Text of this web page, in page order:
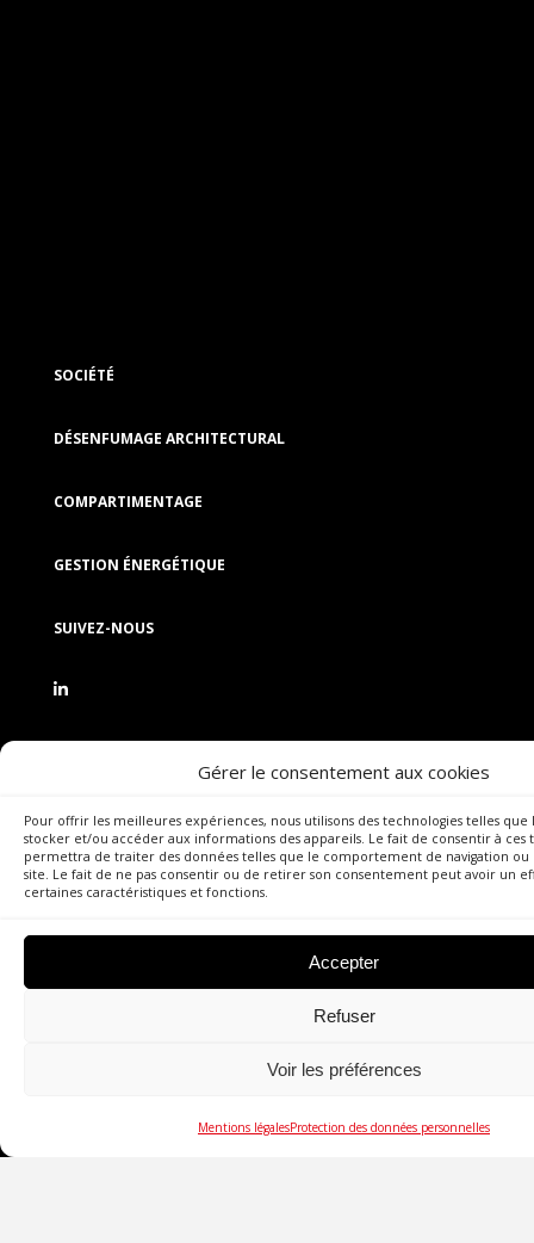
Gérer le consentement aux cookies
Pour offrir les meilleures expériences, nous utilisons des technologies telles que
stocker et/ou accéder aux informations des appareils. Le fait de consentir à ces
permettra de traiter des données telles que le comportement de navigation ou
site. Le fait de ne pas consentir ou de retirer son consentement peut avoir un
certaines caractéristiques et fonctions.
Accepter
Refuser
Voir les préférences
Mentions légalesProtection des données personnelles
SOCIÉTÉ
DÉSENFUMAGE ARCHITECTURAL
COMPARTIMENTAGE
GESTION ÉNERGÉTIQUE
SUIVEZ-NOUS